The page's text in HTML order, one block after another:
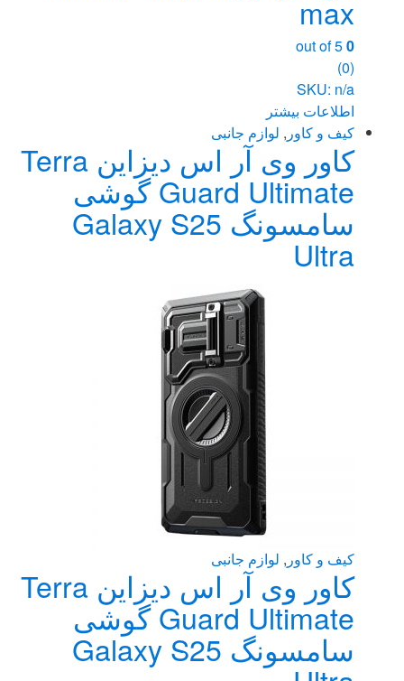
max
0
(0)
SKU: n/a
اطلاعات بیشتر
کیف و کاور , لوازم جانبی
کاور وی آر اس دیزاین Terra
Guard Ultimate گوشی
سامسونگ Galaxy S25
Ultra
کیف و کاور , لوازم جانبی
کاور وی آر اس دیزاین Terra
Guard Ultimate گوشی
سامسونگ Galaxy S25